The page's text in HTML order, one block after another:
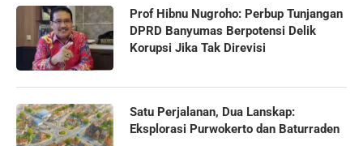
Prof Hibnu Nugroho: Perbup Tunjangan
DPRD Banyumas Berpotensi Delik
Korupsi Jika Tak Direvisi
Satu Perjalanan, Dua Lanskap:
Eksplorasi Purwokerto dan Baturraden